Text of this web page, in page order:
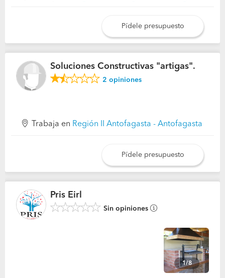
Pídele presupuesto
Soluciones Constructivas "artigas".
2 opiniones
Trabaja en Región II Antofagasta - Antofagasta
Pídele presupuesto
Pris Eirl
Sin opiniones
1/8